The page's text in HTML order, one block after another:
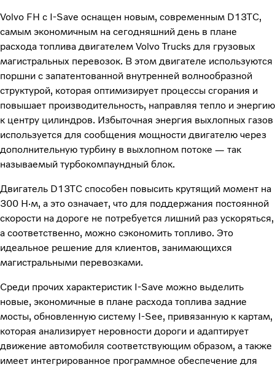
Volvo FH с I-Save оснащен новым, современным D13TC,
самым экономичным на сегодняшний день в плане
расхода топлива двигателем Volvo Trucks для грузовых
магистральных перевозок. В этом двигателе используются
поршни с запатентованной внутренней волнообразной
структурой, которая оптимизирует процессы сгорания и
повышает производительность, направляя тепло и энергию
к центру цилиндров. Избыточная энергия выхлопных газов
используется для сообщения мощности двигателю через
дополнительную турбину в выхлопном потоке — так
называемый турбокомпаундный блок.
Двигатель D13TC способен повысить крутящий момент на
300 Н∙м, а это означает, что для поддержания постоянной
скорости на дороге не потребуется лишний раз ускоряться,
а соответственно, можно сэкономить топливо. Это
идеальное решение для клиентов, занимающихся
магистральными перевозками.
Среди прочих характеристик I-Save можно выделить
новые, экономичные в плане расхода топлива задние
мосты, обновленную систему I-See, привязанную к картам,
которая анализирует неровности дороги и адаптирует
движение автомобиля соответствующим образом, а также
имеет интегрированное программное обеспечение для